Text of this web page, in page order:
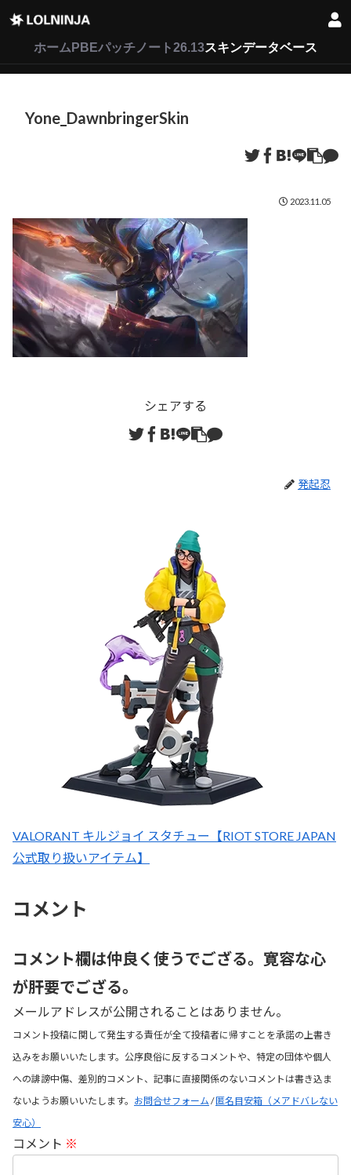
ホーム PBEパッチノート26.13スキンデータベース
Yone_DawnbringerSkin
2023.11.05
シェアする
発起忍
VALORANT キルジョイ スタチュー【RIOT STORE JAPAN
公式取り扱いアイテム】
コメント
コメント欄は仲良く使うでござる。寛容な心
が肝要でござる。
メールアドレスが公開されることはありません。
コメント投稿に関して発生する責任が全て投稿者に帰すことを承諾の上書き
込みをお願いいたします。公序良俗に反するコメントや、特定の団体や個人
への誹謗中傷、差別的コメント、記事に直接関係のないコメントは書き込ま
ないようお願いいたします。 お問合せフォーム /匿名目安箱（メアドバレない
安心）
コメント ※